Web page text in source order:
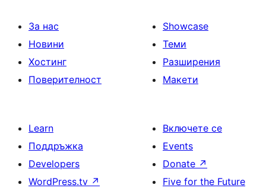
За нас
Новини
Хостинг
Поверителност
Showcase
Теми
Разширения
Макети
Learn
Поддръжка
Developers
WordPress.tv ↗
Включете се
Events
Donate ↗
Five for the Future